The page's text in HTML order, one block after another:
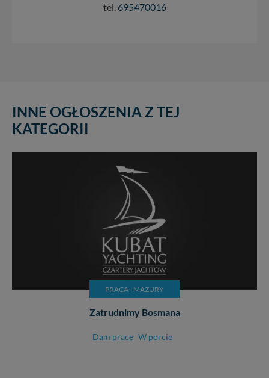
tel. 695470016
INNE OGŁOSZENIA Z TEJ
KATEGORII
PRACA - MAZURY
Zatrudnimy Bosmana
Dam pracę W porcie